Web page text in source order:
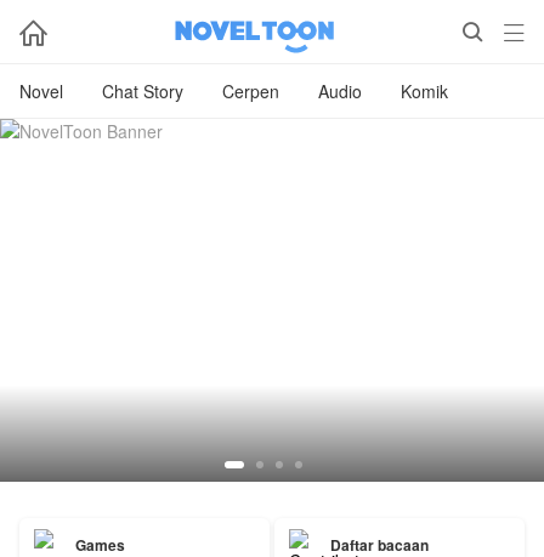
  
Novel Chat Story Cerpen Audio Komik
Games Daftar bacaan